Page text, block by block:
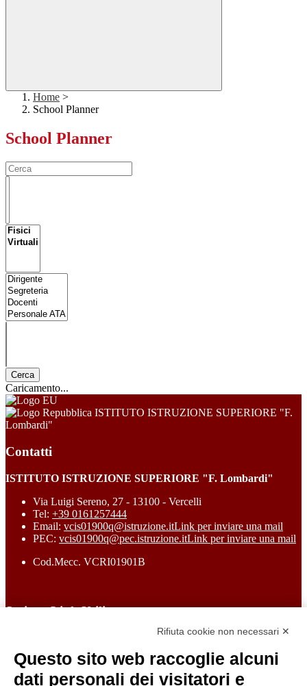
Home >
School Planner
School Planner
Cerca
Caricamento...
ISTITUTO ISTRUZIONE SUPERIORE "F.
Lombardi"
Contatti
ISTITUTO ISTRUZIONE SUPERIORE "F. Lombardi"
Via Luigi Sereno, 27 - 13100 - Vercelli
Tel: +39 0161257444
Email: vcis01900q@istruzione.itLink per inviare una mail
PEC: vcis01900q@pec.istruzione.itLink per inviare una mail
Cod.Mecc. VCRI01901B
Sezione Link Utili
Informativa Privacy
Ufficio Relazioni con il Pubblico
Rifiuta cookie non necessari ✕
Questo sito web raccoglie alcuni
dati personali dei visitatori e